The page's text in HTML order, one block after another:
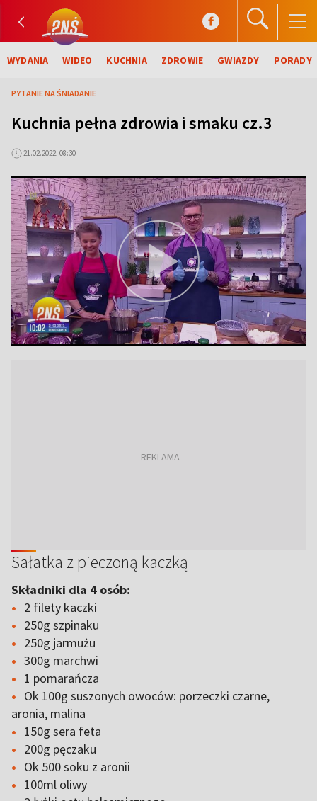
WYDANIA WIDEO KUCHNIA ZDROWIE GWIAZDY PORADY
PYTANIE NA ŚNIADANIE
Kuchnia pełna zdrowia i smaku cz.3
21.02.2022, 08:30
Sałatka z pieczoną kaczką
Składniki dla 4 osób:
2 filety kaczki
250g szpinaku
250g jarmużu
300g marchwi
1 pomarańcza
Ok 100g suszonych owoców: porzeczki czarne,
aronia, malina
150g sera feta
200g pęczaku
Ok 500 soku z aronii
100ml oliwy